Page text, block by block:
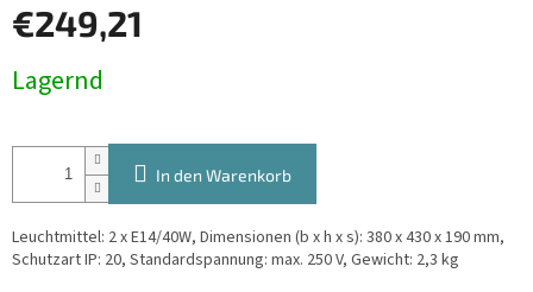
€249,21
Lagernd
In den Warenkorb
Leuchtmittel: 2 x E14/40W, Dimensionen (b x h x s): 380 x 430 x 190 mm,
Schutzart IP: 20, Standardspannung: max. 250 V, Gewicht: 2,3 kg